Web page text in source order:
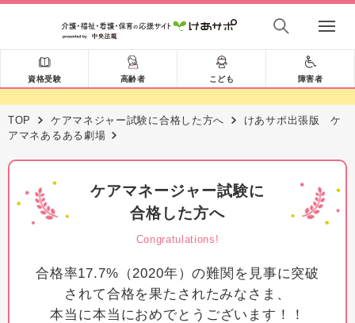
資格受験 高齢者 こども 障害者
TOP ケアマネジャー試験に合格した方へ
けあサポ出張版 ケ
アマネあるある劇場
ケアマネージャー試験に
合格した方へ
Congratulations!
合格率17.7%（2020年）の難関を見事に突破
されて合格を果たされたみなさま、
本当に本当におめでとうございます！！